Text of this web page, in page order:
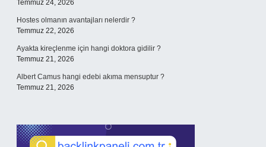
Temmuz 24, 2026
Hostes olmanın avantajları nelerdir ?
Temmuz 22, 2026
Ayakta kireçlenme için hangi doktora gidilir ?
Temmuz 21, 2026
Albert Camus hangi edebi akıma mensuptur ?
Temmuz 21, 2026